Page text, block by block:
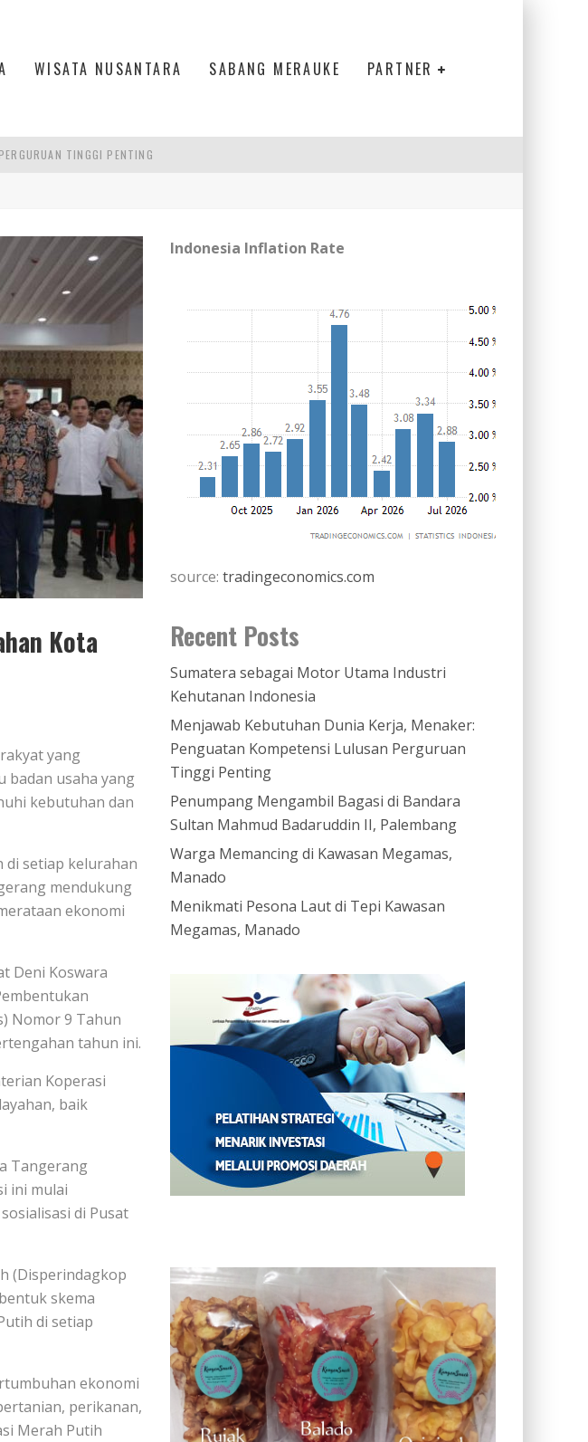
WISATA NUSANTARA SABANG MERAUKE PARTNER
TINGGI PENTING
Kota
yang
badan usaha yang
kebutuhan dan
di setiap kelurahan
mendukung
ekonomi
Deni Koswara
Nomor 9 Tahun
tahun ini.
Koperasi
baik
Tangerang
ini mulai
di Pusat
(Disperindagkop
skema
di setiap
ekonomi
perikanan,
Merah Putih
Indonesia Inflation Rate
source: tradingeconomics.com
Recent Posts
Sumatera sebagai Motor Utama Industri
Kehutanan Indonesia
Menjawab Kebutuhan Dunia Kerja, Menaker:
Penguatan Kompetensi Lulusan Perguruan
Tinggi Penting
Penumpang Mengambil Bagasi di Bandara
Sultan Mahmud Badaruddin II, Palembang
Warga Memancing di Kawasan Megamas,
Manado
Menikmati Pesona Laut di Tepi Kawasan
Megamas, Manado